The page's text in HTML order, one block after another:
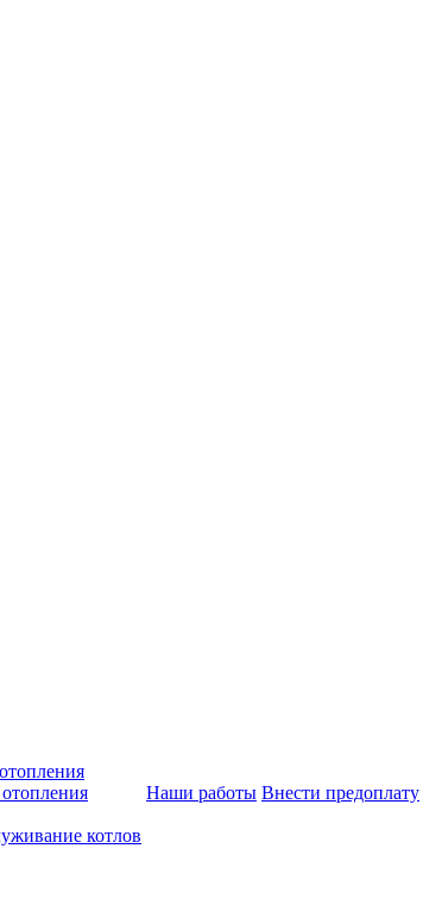
котлов
Наши работы Внести предоплату